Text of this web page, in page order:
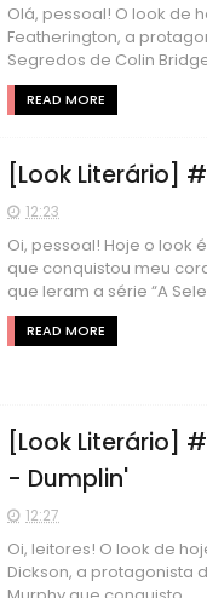
Olá, pessoal! O look de
Featherington, a
Segredos de Colin
READ MORE
[Look Literário]
12:23
Oi, pessoal! Hoje o look
que conquistou meu
que leram a série “A
READ MORE
[Look Literário]
- Dumplin'
12:27
Oi, leitores! O look de
Dickson, a protagonista